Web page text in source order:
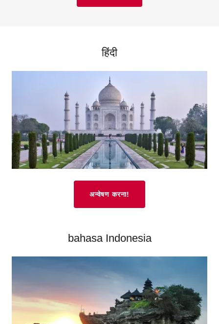
हिंदी
अन्वेषण करना!
bahasa Indonesia